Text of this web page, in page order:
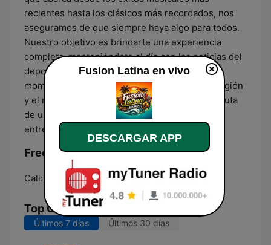
recientes hasta los clásicos más recordados, nos
aseguramos de que siempre haya algo para todos.
Nuestro objetivo es brindarte una experiencia
completa, manteniéndote al día con las noticias del
deporte, ofreciendo entretenimiento en cada
momento y celebrando la cultura de nuestra región
y el mundo. ¡Sintoniza Cañaveral Stereo y disfruta
de una programación diversa que conecta,
entretiene e informa!
Frecuencias Fusion Latina:
Cali: Online
Top Canciones
Últimos 7 días Últimos 30 días
Fusion Latina en vivo
DESCARGAR APP